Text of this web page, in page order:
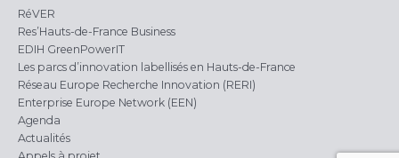
RéVER
Res’Hauts-de-France Business
EDIH GreenPowerIT
Les parcs d’innovation labellisés en Hauts-de-France
Réseau Europe Recherche Innovation (RERI)
Enterprise Europe Network (EEN)
Agenda
Actualités